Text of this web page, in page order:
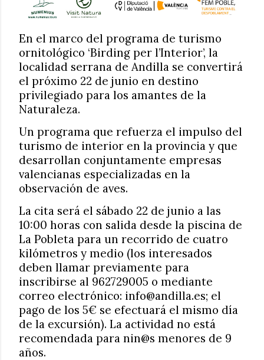
En el marco del programa de turismo
ornitológico ‘Birding per l’Interior’, la
localidad serrana de Andilla se convertirá
el próximo 22 de junio en destino
privilegiado para los amantes de la
Naturaleza.
Un programa que refuerza el impulso del
turismo de interior en la provincia y que
desarrollan conjuntamente empresas
valencianas especializadas en la
observación de aves.
La cita será el sábado 22 de junio a las
10:00 horas con salida desde la piscina de
La Pobleta para un recorrido de cuatro
kilómetros y medio (los interesados
deben llamar previamente para
inscribirse al 962729005 o mediante
correo electrónico: info@andilla.es; el
pago de los 5€ se efectuará el mismo día
de la excursión). La actividad no está
recomendada para nin@s menores de 9
años.